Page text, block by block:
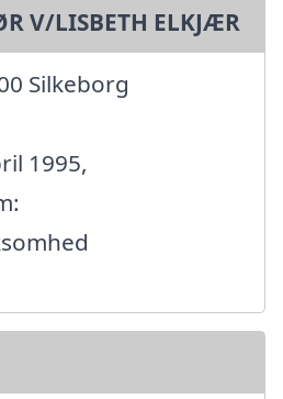
V/LISBETH ELKJÆR
Silkeborg
1995,